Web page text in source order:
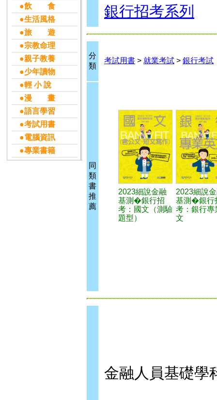
●飲 食
●生活風格
●旅 遊
●宗教命理
●親子教養
●少年讀物
●輕 小 說
●漫 畫
●語言學習
●考試用書
●電腦資訊
●專業書籍
銀行招考系列
分
類
考試用書 > 就業考試 > 銀行考試
同
類
書
推
薦
2023細說金融
基測�銀行招
考：國文（測驗
題型）
2023細說
基測�銀行
考：銀行專
文
金融人員基礎學